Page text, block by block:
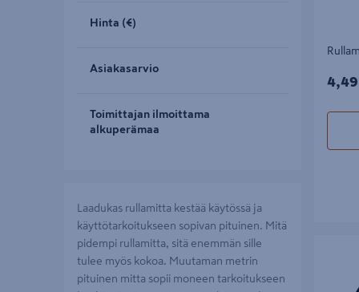
Hinta (€)
Asiakasarvio
Toimittajan ilmoittama
alkuperämaa
Laadukas rullamitta kestää käytössä ja
käyttötarkoitukseen sopivan pituinen. Mitä
pidempi rullamitta, sitä enemmän sille
tulee myös kokoa. Muutaman metrin
pituinen mitta sopii moneen tarkoitukseen